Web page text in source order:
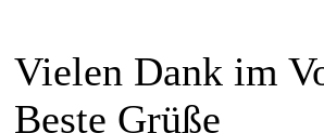
Vielen Dank im
Beste Grüße